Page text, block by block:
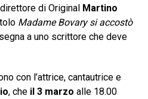
di Original Martino
Madame Bovary si accostò
a uno scrittore che deve
con l’attrice, cantautrice e
, che il 3 marzo alle 18.00